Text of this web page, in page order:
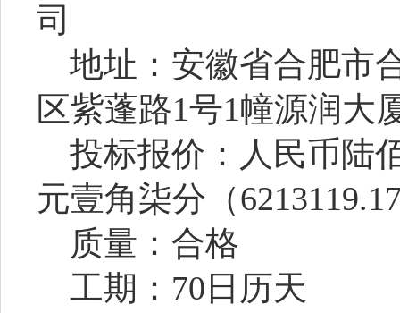
司
地址：安徽省合肥市
区紫蓬路1号1幢源润大
投标报价：人民币陆
元壹角柒分 （
质量：合格
工期： 70日历天